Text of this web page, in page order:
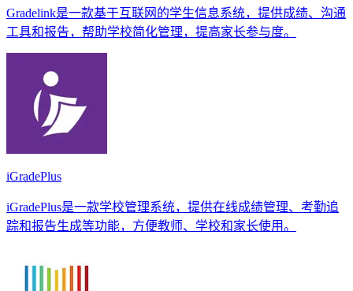
Gradelink是一款基于互联网的学生信息系统，提供成绩、沟通
工具和报告，帮助学校简化管理，提高家长参与度。
iGradePlus
iGradePlus是一款学校管理系统，提供在线成绩管理、考勤追
踪和报告生成等功能，方便教师、学校和家长使用。